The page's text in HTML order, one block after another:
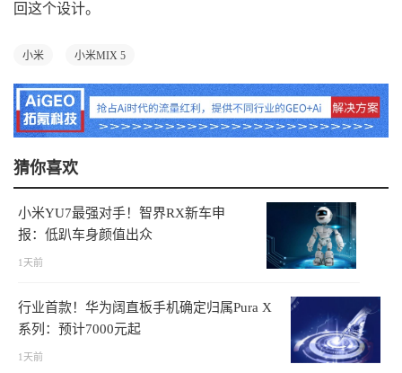
回这个设计。
小米 小米MIX 5
猜你喜欢
小米YU7最强对手！智界RX新车申
报：低趴车身颜值出众
1天前
行业首款！华为阔直板手机确定归属Pura X
系列：预计7000元起
1天前